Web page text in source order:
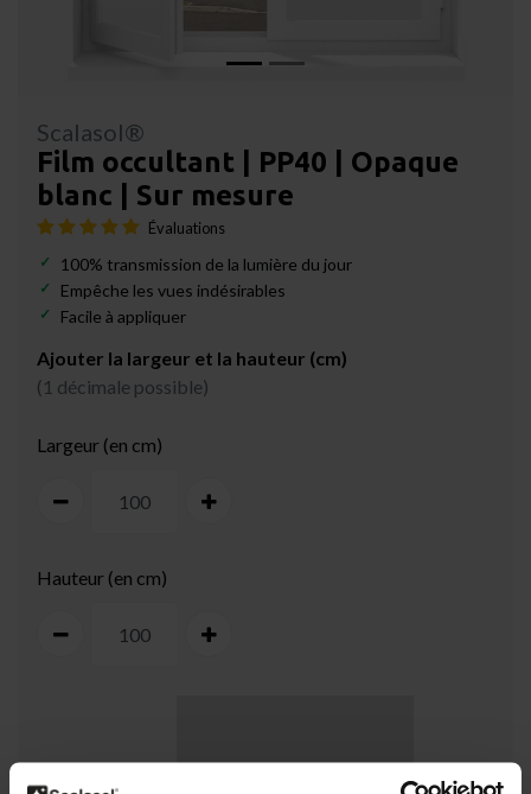
Scalasol®
Film occultant | PP40 | Opaque
blanc | Sur mesure
Évaluations
100% transmission de la lumière du jour
Empêche les vues indésirables
Facile à appliquer
Ajouter la largeur et la hauteur (cm)
(1 décimale possible)
Largeur (en cm)
Hauteur (en cm)